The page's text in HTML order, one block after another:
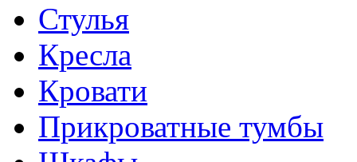
Стулья
Кресла
Кровати
Прикроватные тумбы